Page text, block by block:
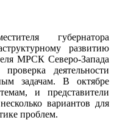
губернатора
развитию
МРСК Северо-Запада
деятельности
задачам. В октябре
и представители
вариантов для
проблем.